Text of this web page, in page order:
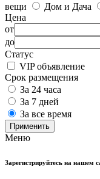
вещи
Дом и Дача
Цена
от
до
Статус
VIP объявление
Срок размещения
За 24 часа
За 7 дней
За все время
Применить
Меню
Зарегистрируйтесь на нашем